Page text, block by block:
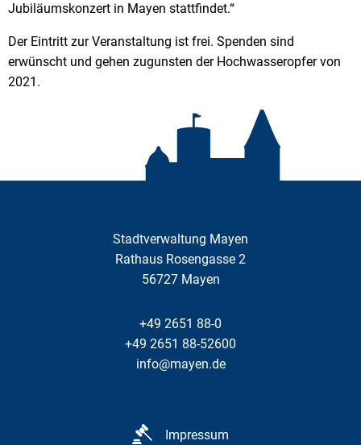
Jubiläumskonzert in Mayen stattfindet.“
Der Eintritt zur Veranstaltung ist frei. Spenden sind
erwünscht und gehen zugunsten der Hochwasseropfer von
2021.
Stadtverwaltung Mayen
Rathaus Rosengasse 2
56727 Mayen
+49 2651 88-0
+49 2651 88-52600
info@mayen.de
Impressum